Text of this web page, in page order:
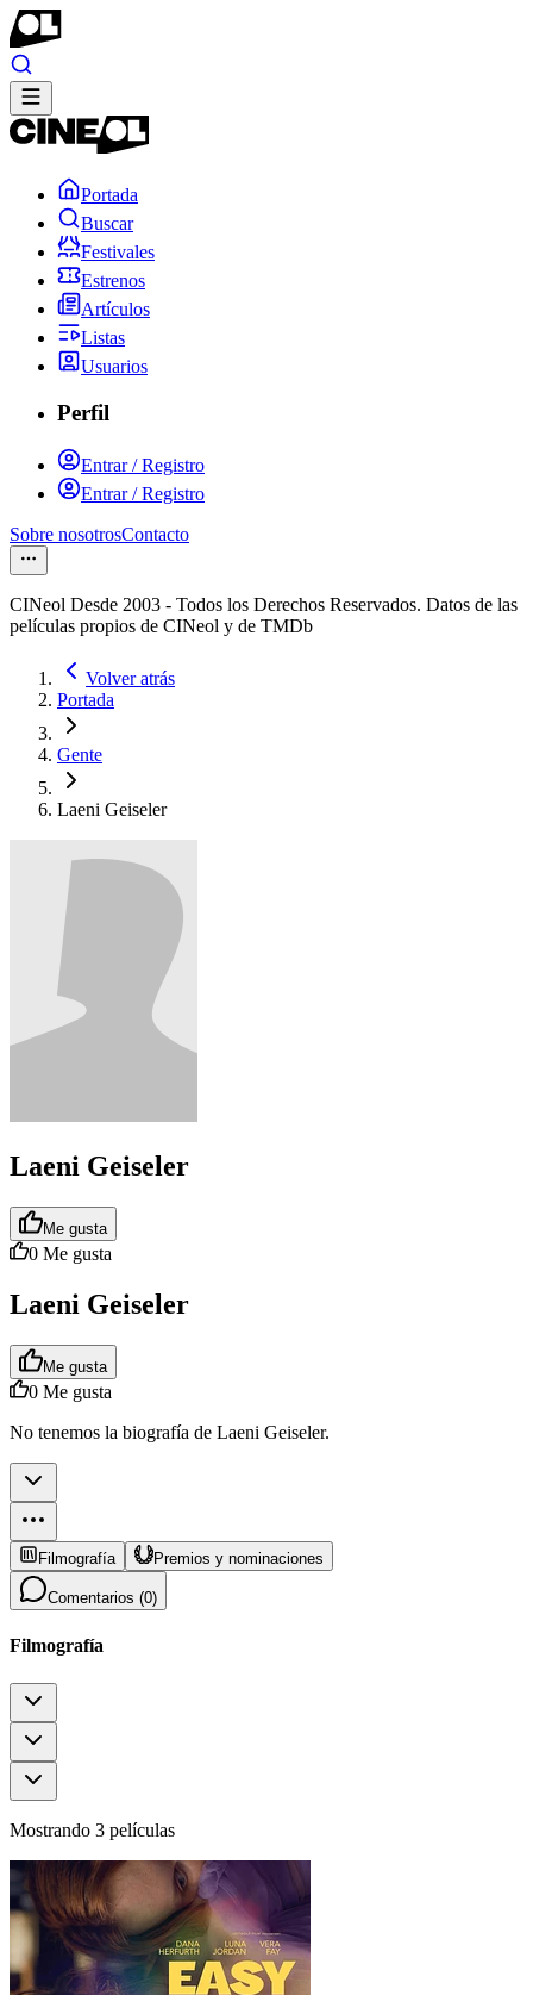
Portada
Buscar
Festivales
Estrenos
Artículos
Listas
Usuarios
Perfil
Entrar / Registro
Entrar / Registro
Sobre nosotrosContacto
CINeol Desde 2003 - Todos los Derechos Reservados. Datos de las
películas propios de CINeol y de TMDb
Volver atrás
Portada
Gente
Laeni Geiseler
Laeni Geiseler
Me gusta
0 Me gusta
Laeni Geiseler
Me gusta
0 Me gusta
No tenemos la biografía de Laeni Geiseler.
Filmografía Premios y nominaciones
Comentarios (0)
Filmografía
Mostrando 3 películas